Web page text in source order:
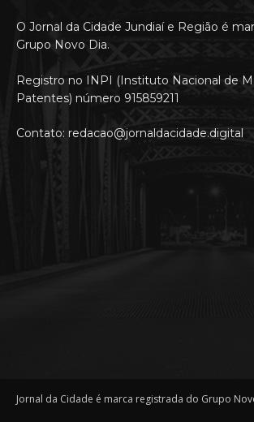
O Jornal da Cidade Jundiaí e Região é
Grupo Novo Dia.
Registro no INPI (Instituto Nacional de
Patentes) número 915859211
Contato: redacao@jornaldacidade.digital
Jornal da Cidade é marca registrada do Grupo